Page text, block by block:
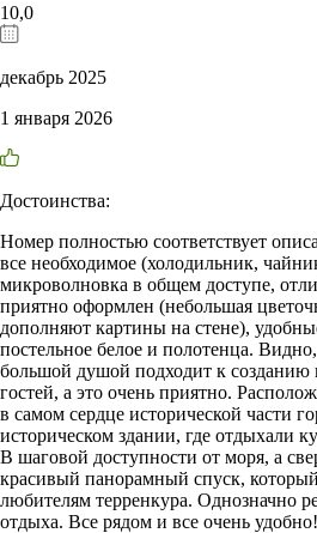
10,0
декабрь 2025
1 января 2026
Достоинства:
Номер полностью соответствует
все необходимое (холодильник,
микроволновка в общем доступе,
приятно оформлен (небольшая
дополняют картины на стене),
постельное белое и полотенца.
большой душой подходит к созданию
гостей, а это очень приятно.
в самом сердце исторической части
историческом здании, где отдыхали
В шаговой доступности от моря, а
красивый панорамный спуск,
любителям терренкура. Однозначно
отдыха. Все рядом и все очень